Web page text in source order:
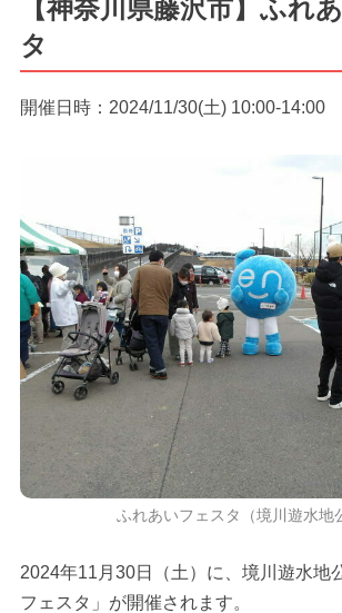
【神奈川県藤沢市】ふれ
タ
開催日時：2024/11/30(土) 10:00-14:00
ふれあいフェスタ（境川遊水地
2024年11月30日（土）に、境川遊水地
フェスタ」が開催されます。